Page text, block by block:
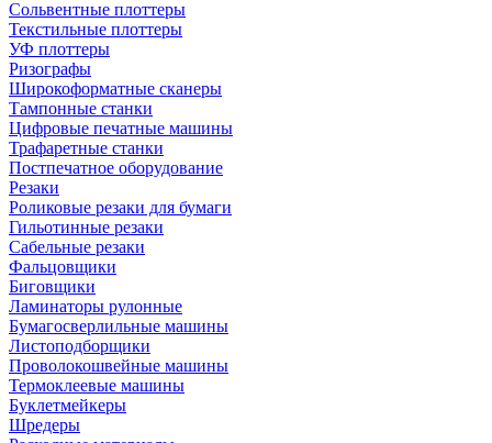
Сольвентные плоттеры
Текстильные плоттеры
УФ плоттеры
Ризографы
Широкоформатные сканеры
Тампонные станки
Цифровые печатные машины
Трафаретные станки
Постпечатное оборудование
Резаки
Роликовые резаки для бумаги
Гильотинные резаки
Сабельные резаки
Фальцовщики
Биговщики
Ламинаторы рулонные
Бумагосверлильные машины
Листоподборщики
Проволокошвейные машины
Термоклеевые машины
Буклетмейкеры
Шредеры